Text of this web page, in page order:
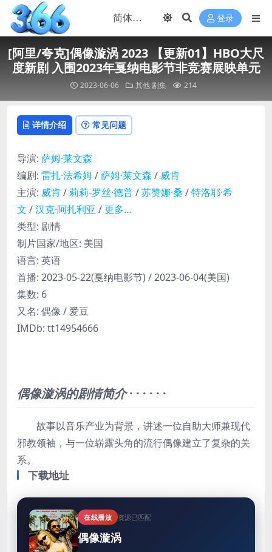
登录
[阿里/夸克]偶像漩涡 2023 【更新01】HBO大尺
度新剧 入围2023年戛纳电影节非竞赛展映单元
2023-06-06 其他 剧集 214
详情介绍 常见问题
导演: 萨姆·莱文森
编剧: 雷扎·法希姆/萨姆·莱文森 / 威肯
主演: 威肯/莉莉-罗丝·德普/苏赞娜·桑 /特洛耶·希
文 /汉克·阿扎利亚 /更多…
类型: 剧情
制片国家/地区: 美国
语言: 英语
首播: 2023-05-22(戛纳电影节) / 2023-06-04(美国)
集数: 6
又名: 偶像 / 爱豆
IMDb: tt14954666
偶像漩涡的剧情简介· · · · · ·
故事以音乐产业为背景，讲述一位自助大师兼现代
邪教领袖，与一位崭露头角的流行偶像建立了复杂的关
系。
下载地址
在线播放 资源已匹配
偶像漩涡